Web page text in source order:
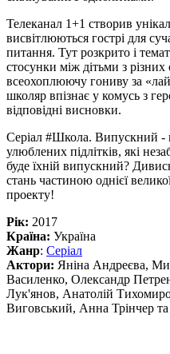
Телеканал 1+1 створив
висвітлюються гострі для
питання. Тут розкрито і
стосунки між дітьми з різних
всеохоплюючу гониву за
школяр впізнає у комусь з
відповідні висновки.
Серіал #Школа. Випускний -
улюблених підлітків, які
буде їхній випускний?
стань частиною однієї
проекту!
Рік: 2017
Країна: Україна
Жанр: Серіал
Актори: Яніна Андреєва,
Василенко, Олександр
Лук'янов, Анатолій
Виговський, Анна Трінчер та